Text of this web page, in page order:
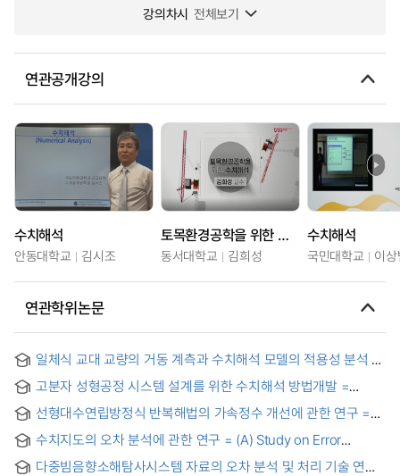
강의차시 전체보기
연관공개강의
수치해석
안동대학교 김시조
토목환경공학을 위한 수치해석
동서대학교 김희성
수치해석
국민대학교 이
연관학위논문
일체식 교대 교량의 거동 계측과 수치해석 모델의 적용성 분석 =
Numerical Analysis Models to?Integral Abutment Bridges
through Long-term?Measurements
고분자 성형공정 시스템 설계를 위한 수치해석 방법개발 =
Development of numerical methods for design of polymer
processing system
선형대수연립방정식 반복해법의 가속정수 개선에 관한 연구 =
(An) improved iterative method for the solution of linear
algebraic simultaneous equations
수치지도의 오차 분석에 관한 연구 = (A) Study on Error
Analysis of Digital map
다중빔음향소해탐사시스템 자료의 오차 분석 및 처리 기술 연구